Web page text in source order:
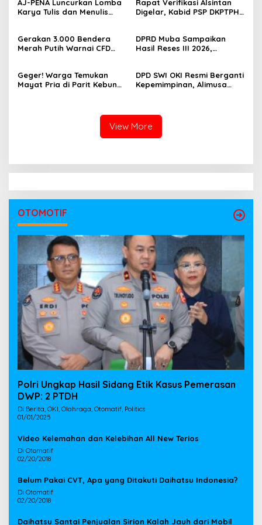
‎AJ-PENA Luncurkan Lomba
Karya Tulis dan Menulis
Jurnalis Muda Berdaya
Saing
Rapat Verifikasi Alsintan
Digelar, Kabid PSP DKPTPH
Gerakan 3.000 Bendera
Merah Putih Warnai CFD
Semangat Persatuan
DPRD Muba Sampaikan
Hasil Reses III 2026,
Geger! Warga Temukan
Mayat Pria di Parit Kebun
DPD SWI OKI Resmi Berganti
Kepemimpinan, Alimusa
View More
OTOMOTIF
Polri Ungkap Hasil Sidang Etik Kasus Pemerasan
DWP: 2 PTDH
Di Berita, OKI, Olahraga, Otomatif, Politics
01/01/2025
Video Kelemahan dan Kelebihan All New Terios
Di Otomatif
02/20/2018
Belum Pakai CVT, Apa yang Ditakuti Daihatsu Indonesia?
Di Otomatif
02/20/2018
Daihatsu Santai Penjualan Sirion Kalah Jauh dari Mobil